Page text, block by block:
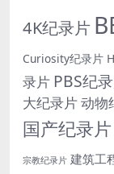
4K纪录片
Curiosity纪录片
录片 PBS纪
大纪录片动物
国产纪录片
宗教纪录片 建筑工